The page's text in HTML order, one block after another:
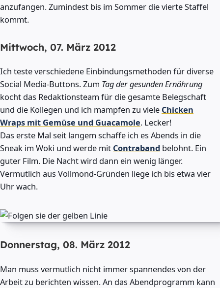
anzufangen. Zumindest bis im Sommer die vierte Staffel
kommt.
Mittwoch, 07. März 2012
Ich teste verschiedene Einbindungsmethoden für diverse
Social Media-Buttons. Zum Tag der gesunden Ernährung
kocht das Redaktionsteam für die gesamte Belegschaft
und die Kollegen und ich mampfen zu viele Chicken
Wraps mit Gemüse und Guacamole. Lecker!
Das erste Mal seit langem schaffe ich es Abends in die
Sneak im Woki und werde mit Contraband belohnt. Ein
guter Film. Die Nacht wird dann ein wenig länger.
Vermutlich aus Vollmond-Gründen liege ich bis etwa vier
Uhr wach.
Donnerstag, 08. März 2012
Man muss vermutlich nicht immer spannendes von der
Arbeit zu berichten wissen. An das Abendprogramm kann